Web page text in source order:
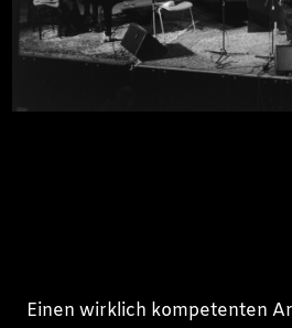
Einen wirklich kompetenten